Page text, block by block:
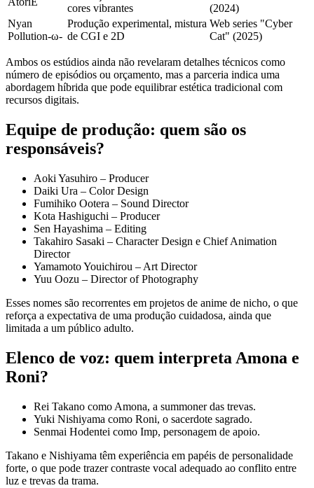
cores vibrantes
(2024)
Nyan
Pollution‑ω‑
Produção experimental, mistura
de CGI e 2D
Web series "Cyber
Cat" (2025)
Ambos os estúdios ainda não revelaram detalhes técnicos como
número de episódios ou orçamento, mas a parceria indica uma
abordagem híbrida que pode equilibrar estética tradicional com
recursos digitais.
Equipe de produção: quem são os
responsáveis?
Aoki Yasuhiro – Producer
Daiki Ura – Color Design
Fumihiko Ootera – Sound Director
Kota Hashiguchi – Producer
Sen Hayashima – Editing
Takahiro Sasaki – Character Design e Chief Animation
Director
Yamamoto Youichirou – Art Director
Yuu Oozu – Director of Photography
Esses nomes são recorrentes em projetos de anime de nicho, o que
reforça a expectativa de uma produção cuidadosa, ainda que
limitada a um público adulto.
Elenco de voz: quem interpreta Amona e
Roni?
Rei Takano como Amona, a summoner das trevas.
Yuki Nishiyama como Roni, o sacerdote sagrado.
Senmai Hodentei como Imp, personagem de apoio.
Takano e Nishiyama têm experiência em papéis de personalidade
forte, o que pode trazer contraste vocal adequado ao conflito entre
luz e trevas da trama.